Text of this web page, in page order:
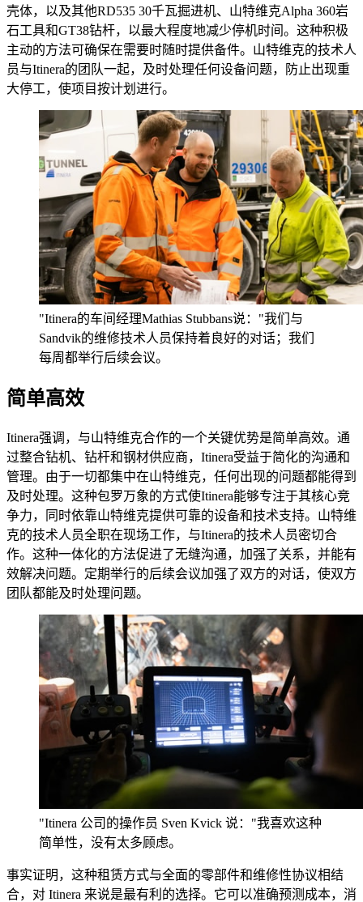
壳体，以及其他RD535 30千瓦掘进机、山特维克Alpha 360岩
石工具和GT38钻杆，以最大程度地减少停机时间。这种积极
主动的方法可确保在需要时随时提供备件。山特维克的技术人
员与Itinera的团队一起，及时处理任何设备问题，防止出现重
大停工，使项目按计划进行。
"Itinera的车间经理Mathias Stubbans说："我们与
Sandvik的维修技术人员保持着良好的对话；我们
每周都举行后续会议。
简单高效
Itinera强调，与山特维克合作的一个关键优势是简单高效。通
过整合钻机、钻杆和钢材供应商，Itinera受益于简化的沟通和
管理。由于一切都集中在山特维克，任何出现的问题都能得到
及时处理。这种包罗万象的方式使Itinera能够专注于其核心竞
争力，同时依靠山特维克提供可靠的设备和技术支持。山特维
克的技术人员全职在现场工作，与Itinera的技术人员密切合
作。这种一体化的方法促进了无缝沟通，加强了关系，并能有
效解决问题。定期举行的后续会议加强了双方的对话，使双方
团队都能及时处理问题。
"Itinera 公司的操作员 Sven Kvick 说："我喜欢这种
简单性，没有太多顾虑。
事实证明，这种租赁方式与全面的零部件和维修性协议相结
合，对 Itinera 来说是最有利的选择。它可以准确预测成本，消